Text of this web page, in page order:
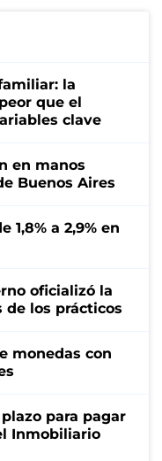
la
que el
clave
en manos
Buenos Aires
1,8% a 2,9% en
oficializó la
de los prácticos
monedas con
para pagar
Inmobiliario